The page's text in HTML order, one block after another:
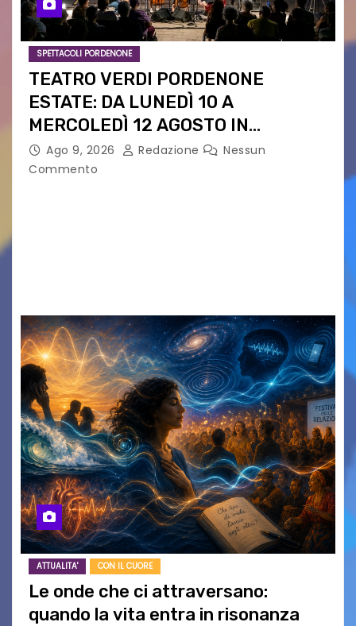
SPETTACOLI PORDENONE
TEATRO VERDI PORDENONE
ESTATE: DA LUNEDÌ 10 A
MERCOLEDÌ 12 AGOSTO IN
PIAZZETTA PESCHERIA TORNANO
LE MUSIC NIGHTS
Ago 9, 2026 Redazione
Nessun
Commento
ATTUALITA' CON IL CUORE
Le onde che ci attraversano:
quando la vita entra in risonanza